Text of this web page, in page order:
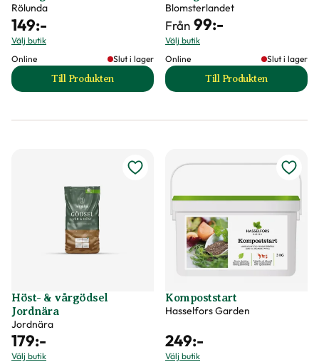
Rölunda
149:-
Välj butik
Online
Slut i lager
Till Produkten
till Hönsgödsel produktsida
Blomsterlandet
Från 99:-
Välj butik
Online
Slut i lager
Till Produkten
till Hönsgödsel
Höst- & vårgödsel
Jordnära
Jordnära
179:-
Välj butik
Kompoststart
Hasselfors Garden
249:-
Välj butik